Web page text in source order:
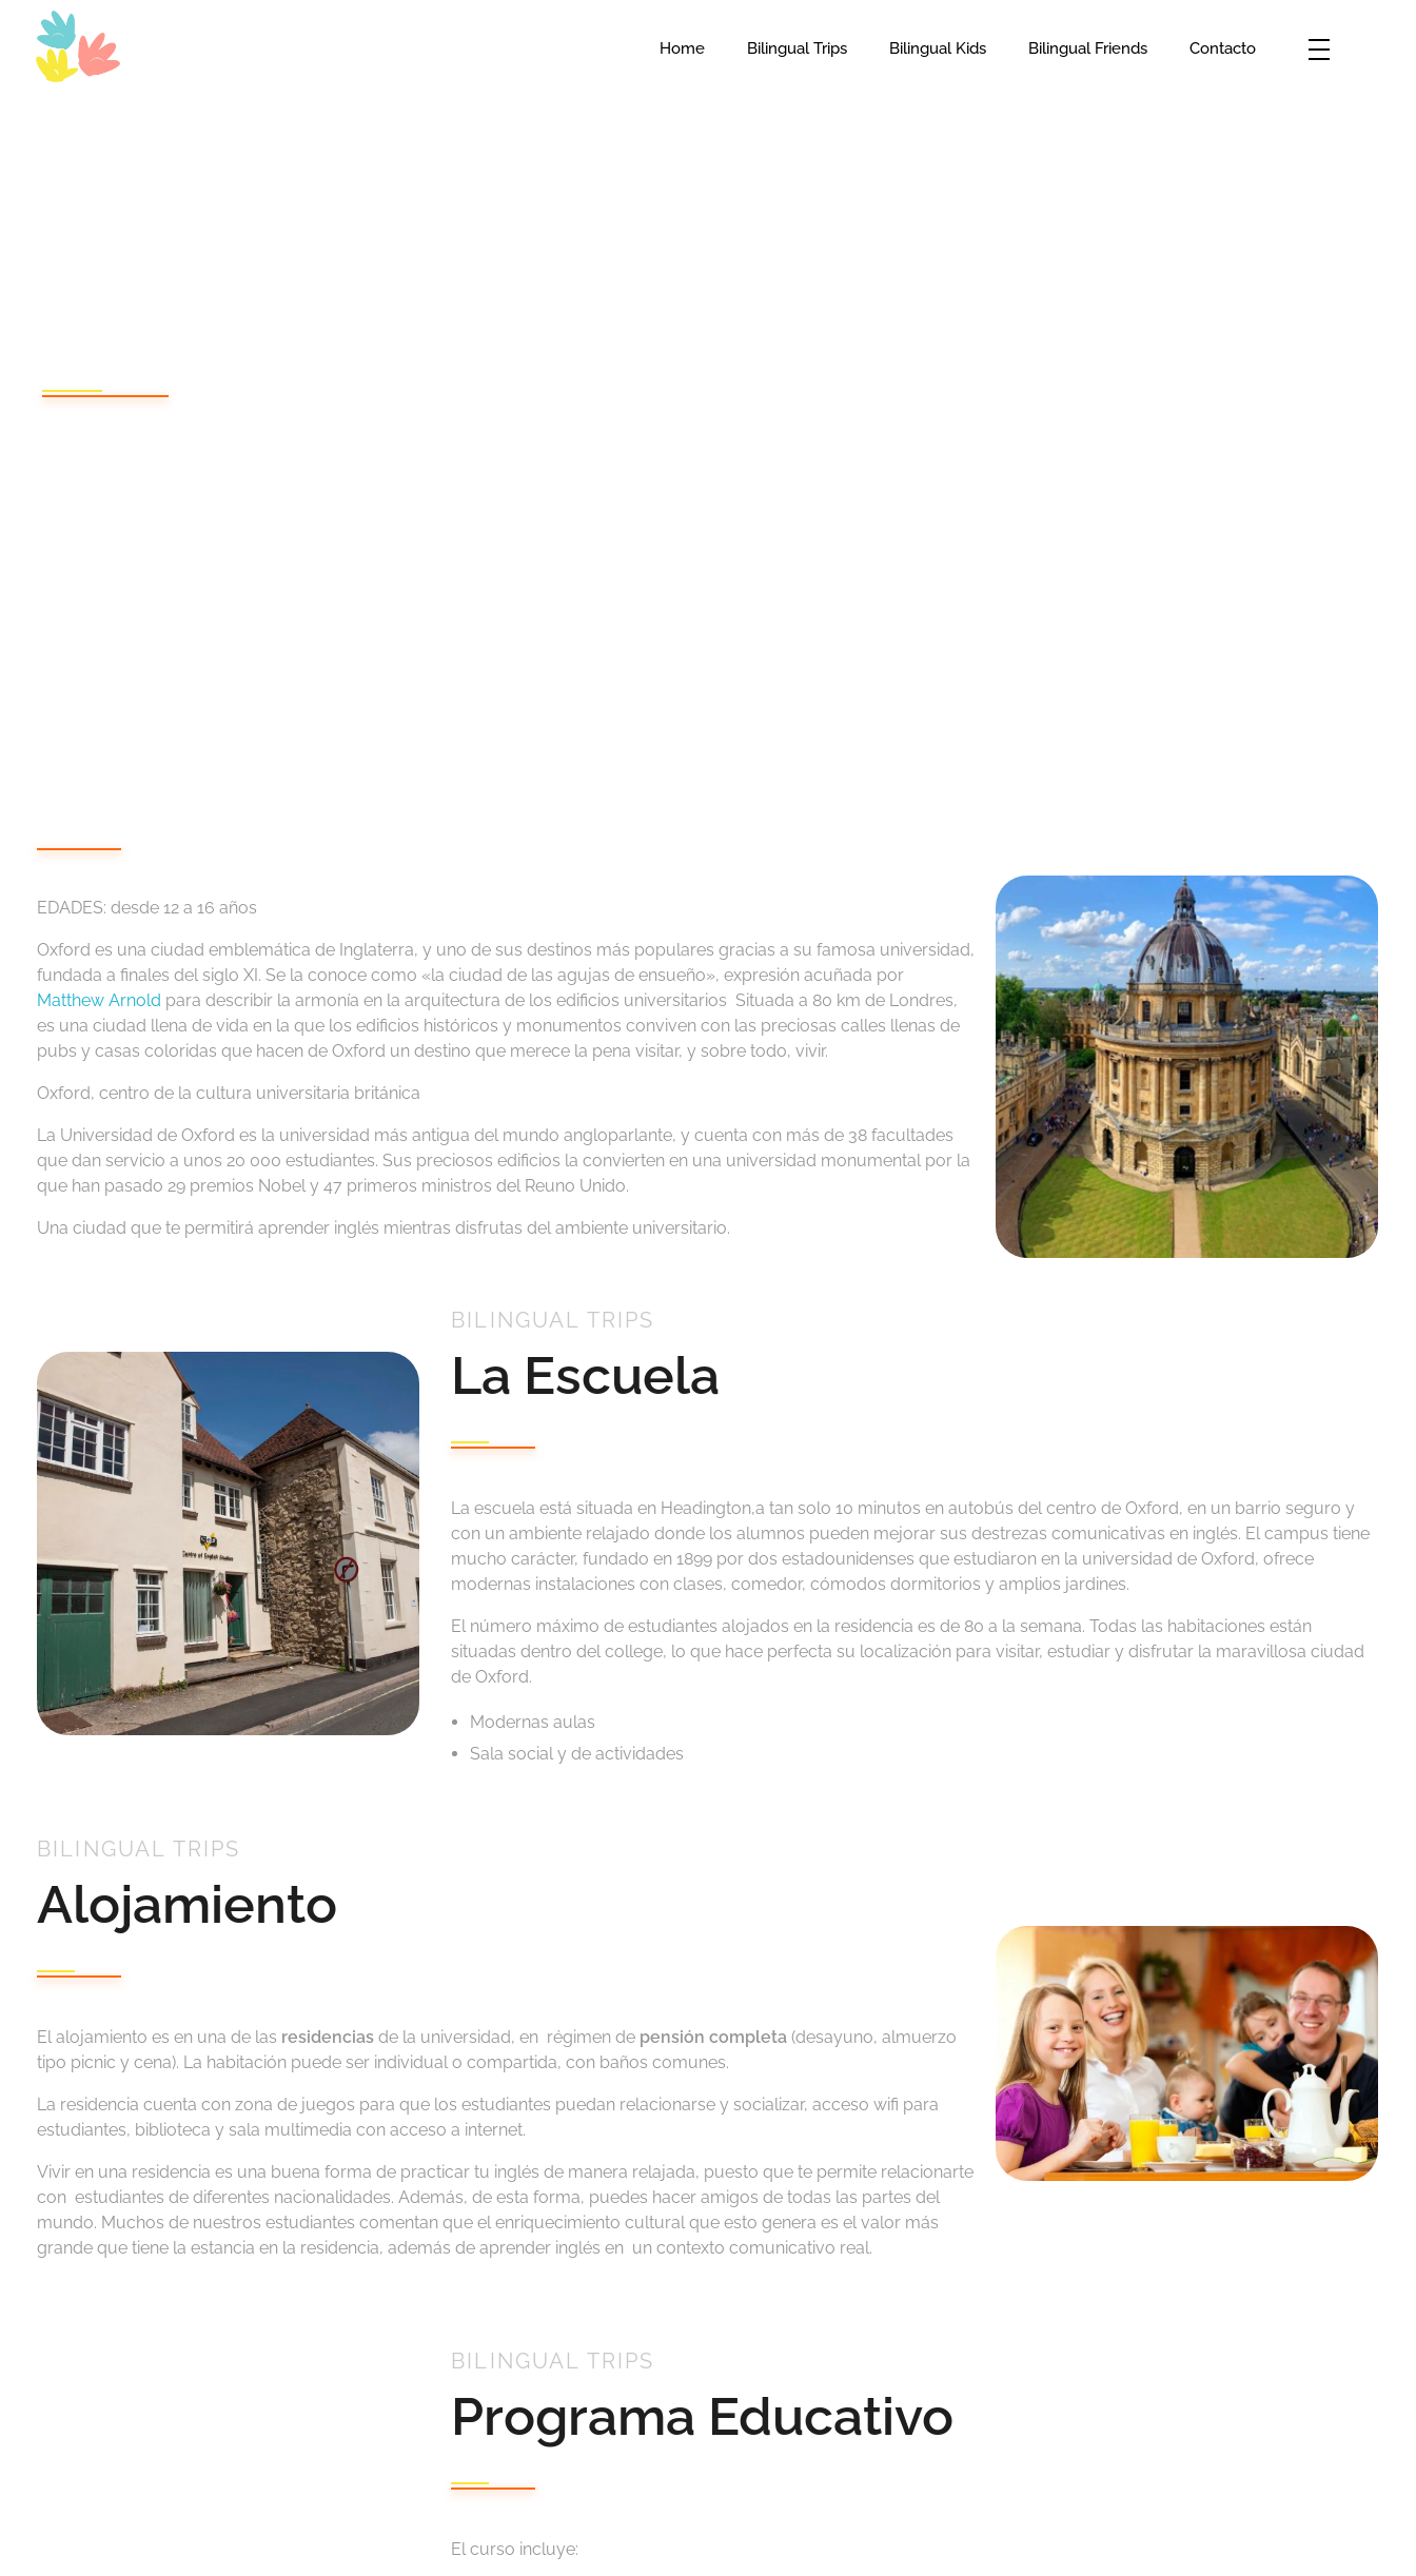
Home Bilingual Trips Bilingual Kids Bilingual Friends Contacto
EDADES: desde 12 a 16 años
Oxford es una ciudad emblemática de Inglaterra, y uno de sus destinos más populares gracias a su famosa universidad,
fundada a finales del siglo XI. Se la conoce como «la ciudad de las agujas de ensueño», expresión acuñada por
Matthew Arnold para describir la armonía en la arquitectura de los edificios universitarios Situada a 80 km de Londres,
es una ciudad llena de vida en la que los edificios históricos y monumentos conviven con las preciosas calles llenas de
pubs y casas coloridas que hacen de Oxford un destino que merece la pena visitar, y sobre todo, vivir.
Oxford, centro de la cultura universitaria británica
La Universidad de Oxford es la universidad más antigua del mundo angloparlante, y cuenta con más de 38 facultades
que dan servicio a unos 20 000 estudiantes. Sus preciosos edificios la convierten en una universidad monumental por la
que han pasado 29 premios Nobel y 47 primeros ministros del Reuno Unido.
Una ciudad que te permitirá aprender inglés mientras disfrutas del ambiente universitario.
BILINGUAL TRIPS
La Escuela
La escuela está situada en Headington,a tan solo 10 minutos en autobús del centro de Oxford, en un barrio seguro y
con un ambiente relajado donde los alumnos pueden mejorar sus destrezas comunicativas en inglés. El campus tiene
mucho carácter, fundado en 1899 por dos estadounidenses que estudiaron en la universidad de Oxford, ofrece
modernas instalaciones con clases, comedor, cómodos dormitorios y amplios jardines.
El número máximo de estudiantes alojados en la residencia es de 80 a la semana. Todas las habitaciones están
situadas dentro del college, lo que hace perfecta su localización para visitar, estudiar y disfrutar la maravillosa ciudad
de Oxford.
Modernas aulas
Sala social y de actividades
BILINGUAL TRIPS
Alojamiento
El alojamiento es en una de las residencias de la universidad, en régimen de pensión completa (desayuno, almuerzo
tipo picnic y cena). La habitación puede ser individual o compartida, con baños comunes.
La residencia cuenta con zona de juegos para que los estudiantes puedan relacionarse y socializar, acceso wifi para
estudiantes, biblioteca y sala multimedia con acceso a internet.
Vivir en una residencia es una buena forma de practicar tu inglés de manera relajada, puesto que te permite relacionarte
con estudiantes de diferentes nacionalidades. Además, de esta forma, puedes hacer amigos de todas las partes del
mundo. Muchos de nuestros estudiantes comentan que el enriquecimiento cultural que esto genera es el valor más
grande que tiene la estancia en la residencia, además de aprender inglés en un contexto comunicativo real.
BILINGUAL TRIPS
Programa Educativo
El curso incluye: